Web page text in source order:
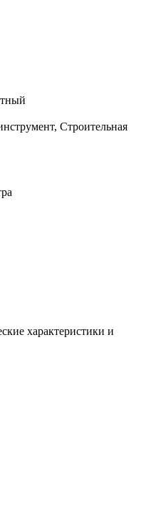
Строительная
характеристики и